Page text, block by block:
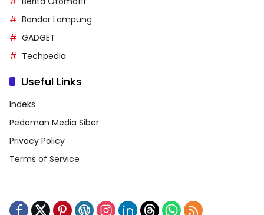
Bandar Lampung
GADGET
Techpedia
Useful Links
Indeks
Pedoman Media Siber
Privacy Policy
Terms of Service